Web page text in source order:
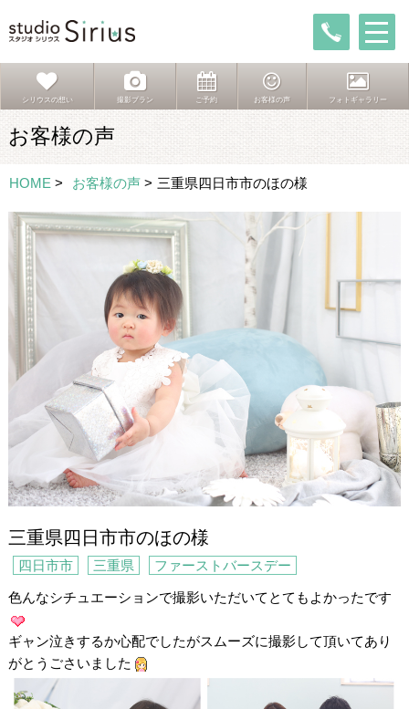
シリウスの想い 撮影プラン ご予約 お客様の声 フォトギャラリー
お客様の声
HOME > お客様の声 > 三重県四日市市のほの様
三重県四日市市のほの様
四日市市 三重県 ファーストバースデー
色んなシチュエーションで撮影いただいてとてもよかったです
ギャン泣きするか心配でしたがスムーズに撮影して頂いてあり
がとうごさいました